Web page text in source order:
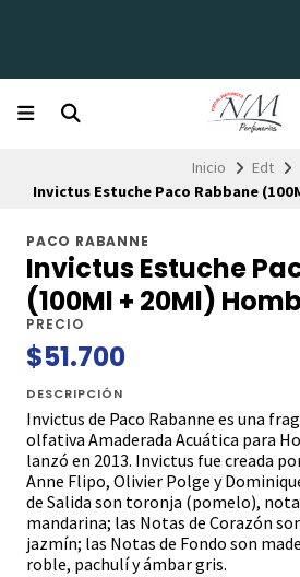
Inicio
Edt
Invictus Estuche Paco Rabbane
PACO RABANNE
Invictus Estuche
(100Ml + 20Ml)
PRECIO
$51.700
DESCRIPCIÓN
Invictus de Paco Rabanne es una
olfativa Amaderada Acuática para
lanzó en 2013. Invictus fue creada
Anne Flipo, Olivier Polge y
de Salida son toronja (pomelo),
mandarina; las Notas de Corazón
jazmín; las Notas de Fondo son
roble, pachulí y ámbar gris.